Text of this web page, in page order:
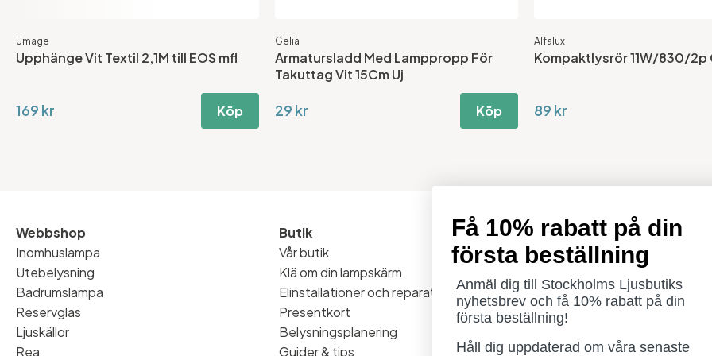
Umage
Upphänge Vit Textil 2,1M till EOS mfl
169 kr Köp
Gelia
Armatursladd Med Lamppropp För
Takuttag Vit 15Cm Uj
29 kr Köp
Alfalux
Kompaktlysrör 11W/830/2p
89 kr
Webbshop
Inomhuslampa
Utebelysning
Badrumslampa
Reservglas
Ljuskällor
Rea
Butik
Vår butik
Klä om din lampskärm
Elinstallationer och reparationer
Presentkort
Belysningsplanering
Guider & tips
Öppettider
Måndag - Torsdag: 11-18
Fredag - Lördag: 11-16
Söndag: Stängt
Lördag 1/8 stängt
Få 10% rabatt på din
första beställning
Anmäl dig till Stockholms Ljusbutiks
nyhetsbrev och få 10% rabatt på din
första beställning!
Håll dig uppdaterad om våra senaste